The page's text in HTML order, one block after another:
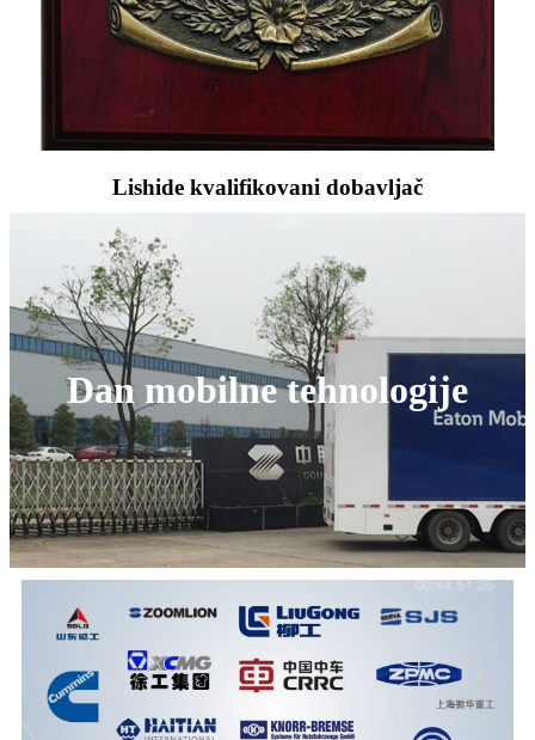
Lishide kvalifikovani dobavljač
Dan mobilne tehnologije